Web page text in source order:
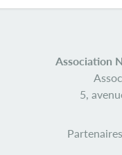
Association
5,
Partenaires